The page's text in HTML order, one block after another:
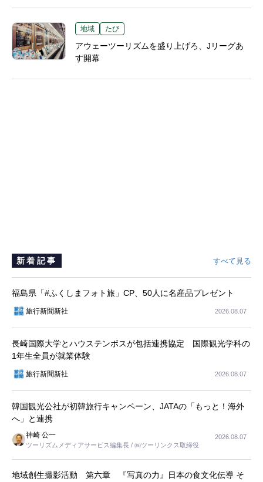
地域 たび
アウェーツーリズムを盛り上げろ、Jリーグあ
す開幕
新着記事 すべて見る
福島県「#ふくしまフォト旅」CP、50人に名産品プレゼント
旅行新聞新社 2026.08.07
長崎国際大学とハウステンボスが包括連携協定 国際観光学科の
1年生全員が就業体験
旅行新聞新社 2026.08.07
韓国観光公社が初韓旅行キャンペーン、JATAの「もっと！海外
へ」と連携
神崎 公一
ツーリズムメディアサービス編集長 / ㈱ツーリンクス取締役
2026.08.07
地域創生撮影活動 第六章 『写真の力』日本の食文化伝導 そ